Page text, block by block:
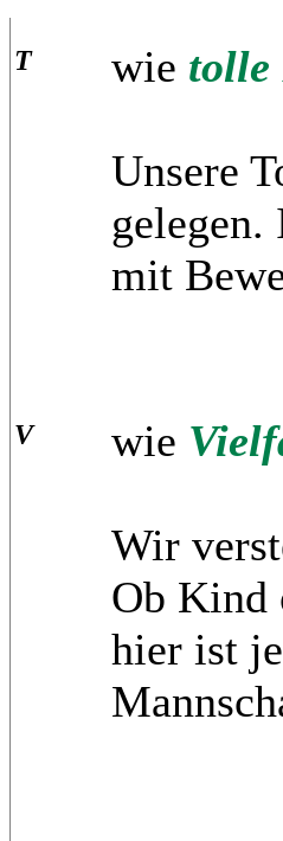
T wie tolle
Unsere
mit
V wie
Wir
Ob Kind
hier ist